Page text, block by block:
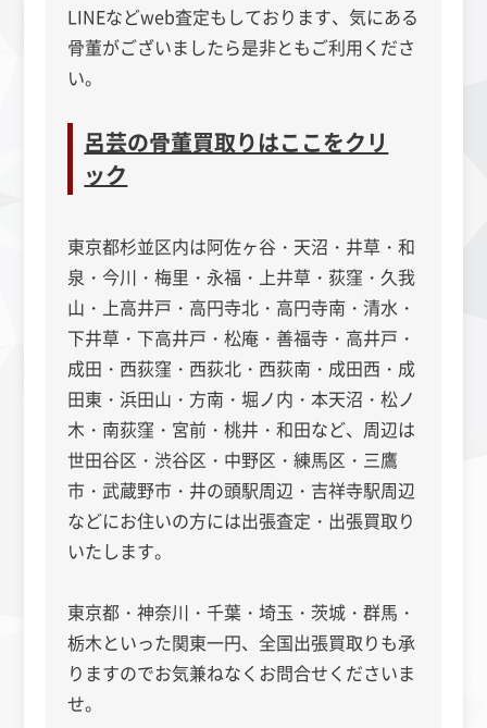
LINEなどweb査定もしております、気にある
骨董がございましたら是非ともご利用くださ
い。
呂芸の骨董買取りはここをクリ
ック
東京都杉並区内は阿佐ヶ谷・天沼・井草・和
泉・今川・梅里・永福・上井草・荻窪・久我
山・上高井戸・高円寺北・高円寺南・清水・
下井草・下高井戸・松庵・善福寺・高井戸・
成田・西荻窪・西荻北・西荻南・成田西・成
田東・浜田山・方南・堀ノ内・本天沼・松ノ
木・南荻窪・宮前・桃井・和田など、周辺は
世田谷区・渋谷区・中野区・練馬区・三鷹
市・武蔵野市・井の頭駅周辺・吉祥寺駅周辺
などにお住いの方には出張査定・出張買取り
いたします。
東京都・神奈川・千葉・埼玉・茨城・群馬・
栃木といった関東一円、全国出張買取りも承
りますのでお気兼ねなくお問合せくださいま
せ。